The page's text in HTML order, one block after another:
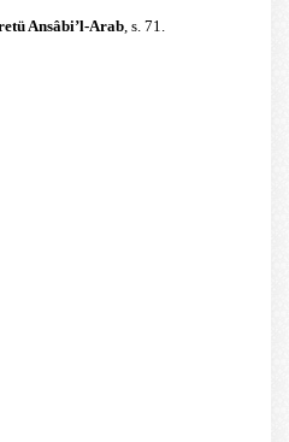
Ansâbi’l-Arab , s. 71.